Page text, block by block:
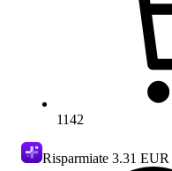
1142
Risparmiate 3.31 EUR